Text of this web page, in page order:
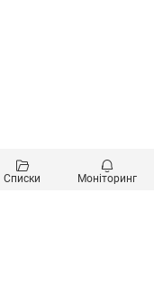
Списки Моніторинг